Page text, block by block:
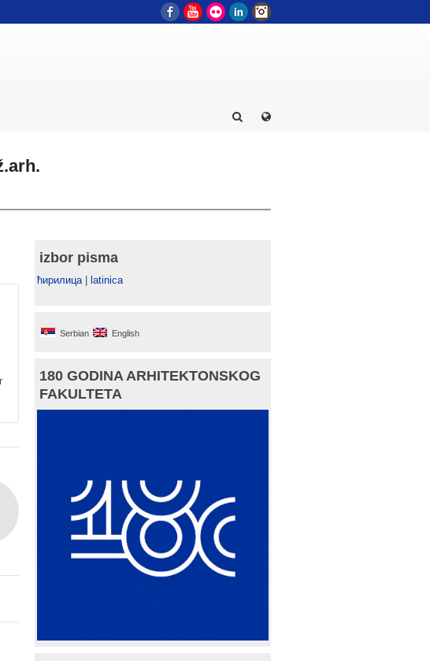
FacebookYouTube
Flickr LinkedIn
izbor pisma
ћирилица| latinica
Serbian English
180 GODINA ARHITEKTONSKOG
FAKULTETA